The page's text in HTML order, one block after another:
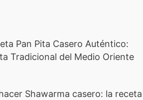
Pan Pita Casero Auténtico:
Tradicional del Medio Oriente
Shawarma casero: la receta